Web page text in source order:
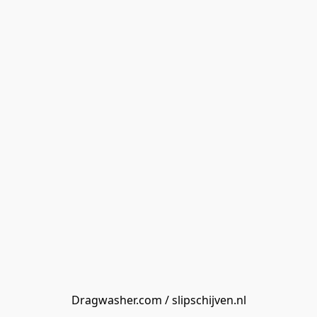
Dragwasher.com / slipschijven.nl